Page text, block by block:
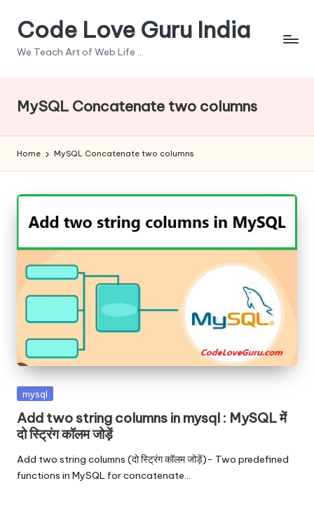
SkipCode Love Guru India
We Teach Art of Web Life ...
MySQL Concatenate two columns
Home MySQL Concatenate two columns
Posted
mysql
Add two string columns in mysql : MySQL में
दो स्ट्रिंग कॉलम जोड़ें
Add two string columns (दो स्ट्रिंग कॉलम जोड़ें)- Two predefined
functions in MySQL for concatenate…